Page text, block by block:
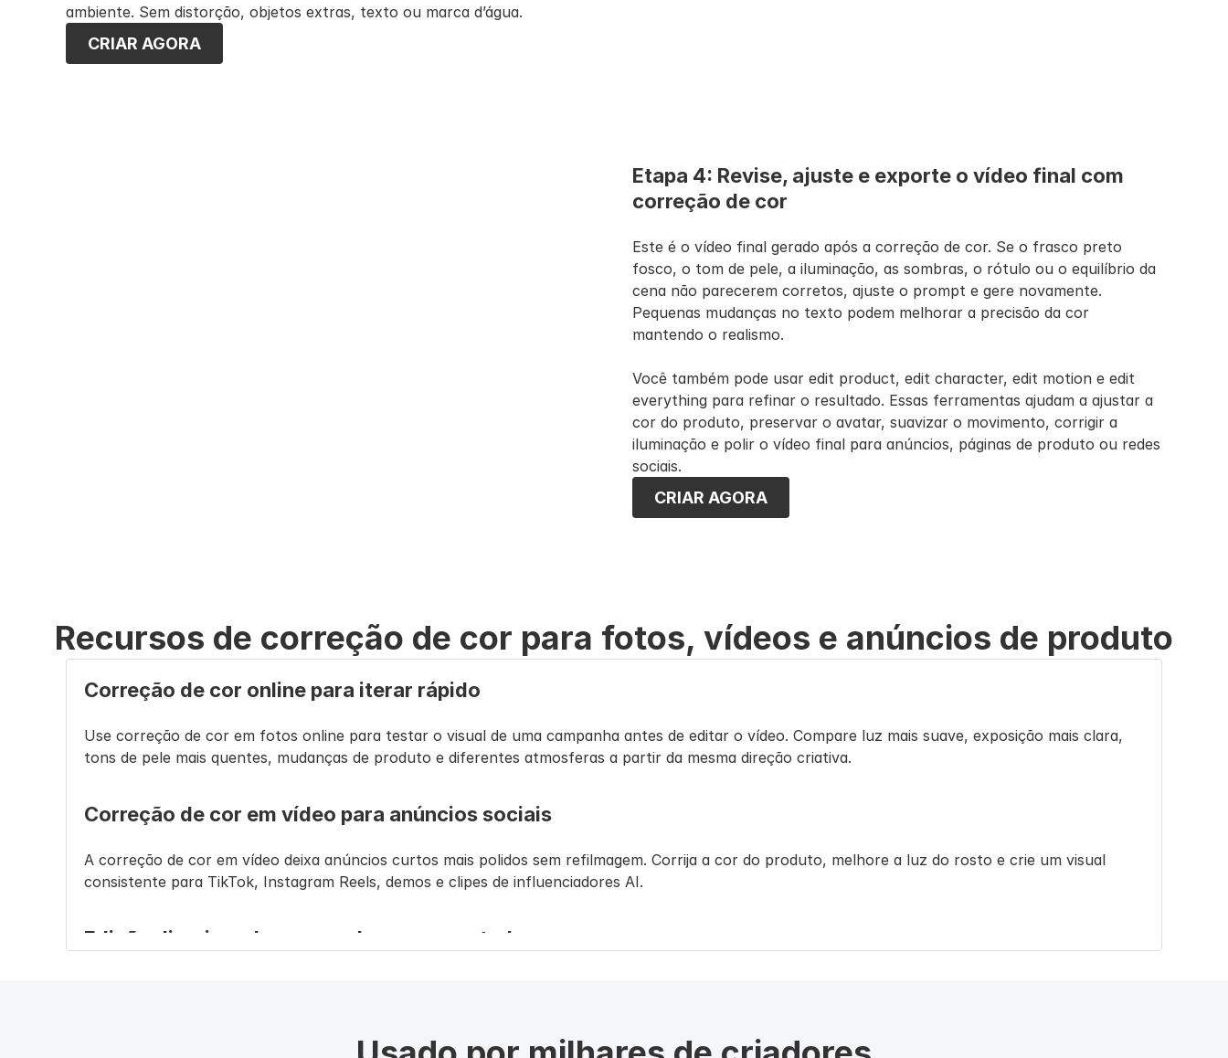
ambiente. Sem distorção, objetos extras, texto ou marca d’água.
CRIAR AGORA
Etapa 4: Revise, ajuste e exporte o vídeo final com
correção de cor
Este é o vídeo final gerado após a correção de cor. Se o frasco preto
fosco, o tom de pele, a iluminação, as sombras, o rótulo ou o equilíbrio da
cena não parecerem corretos, ajuste o prompt e gere novamente.
Pequenas mudanças no texto podem melhorar a precisão da cor
mantendo o realismo.
Você também pode usar edit product, edit character, edit motion e edit
everything para refinar o resultado. Essas ferramentas ajudam a ajustar a
cor do produto, preservar o avatar, suavizar o movimento, corrigir a
iluminação e polir o vídeo final para anúncios, páginas de produto ou redes
sociais.
CRIAR AGORA
Recursos de correção de cor para fotos, vídeos e anúncios de produto
Correção de cor online para iterar rápido
Use correção de cor em fotos online para testar o visual de uma campanha antes de editar o vídeo. Compare luz mais suave, exposição mais clara,
tons de pele mais quentes, mudanças de produto e diferentes atmosferas a partir da mesma direção criativa.
Correção de cor em vídeo para anúncios sociais
A correção de cor em vídeo deixa anúncios curtos mais polidos sem refilmagem. Corrija a cor do produto, melhore a luz do rosto e crie um visual
consistente para TikTok, Instagram Reels, demos e clipes de influenciadores AI.
Edição direcionada em vez de regenerar tudo